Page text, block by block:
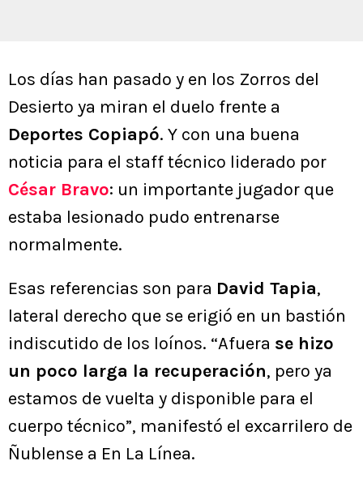
Los días han pasado y en los Zorros del
Desierto ya miran el duelo frente a
Deportes Copiapó. Y con una buena
noticia para el staff técnico liderado por
César Bravo: un importante jugador que
estaba lesionado pudo entrenarse
normalmente.
Esas referencias son para David Tapia,
lateral derecho que se erigió en un bastión
indiscutido de los loínos. “Afuera se hizo
un poco larga la recuperación, pero ya
estamos de vuelta y disponible para el
cuerpo técnico”, manifestó el excarrilero de
Ñublense a En La Línea.